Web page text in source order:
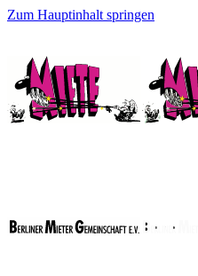
Zum Hauptinhalt springen